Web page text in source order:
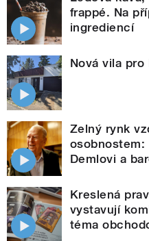
frappé. Na
ingrediencí
Nová vila
Zelný rynk
osobnostem:
Demlovi a
Kreslená
vystavují
téma